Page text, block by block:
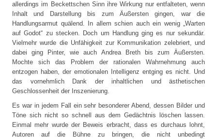
allerdings im Beckettschen Sinn ihre Wirkung nur entfalteten, wenn
Inhalt und Darstellung bis zum Äußersten gingen, war die
Handlungsarmut quälend. In allem schien auch ein wenig „Warten
auf Godot“ zu stecken. Doch um Handlung ging es nur sekundär.
Vielmehr wurde die Unfähigkeit zur Kommunikation zelebriert, und
dabei ging Pinter, wie auch Andrea Breth bis zum Äußersten.
Mochte sich das Problem der rationalen Wahrnehmung auch
entzogen haben, der emotionalen Intelligenz entging es nicht. Und
das vornehmlich Dank der inhaltlichen und ästhetischen
Geschlossenheit der Inszenierung.
Es war in jedem Fall ein sehr besonderer Abend, dessen Bilder und
Töne sich nicht so schnell aus dem Gedächtnis löschen lassen.
Einmal mehr wurde der Beweis erbracht, dass es durchaus lohnt,
Autoren auf die Bühne zu bringen, die nicht unbedingt